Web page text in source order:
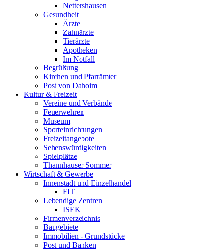
Nettershausen
Gesundheit
Ärzte
Zahnärzte
Tierärzte
Apotheken
Im Notfall
Begrüßung
Kirchen und Pfarrämter
Post von Dahoim
Kultur & Freizeit
Vereine und Verbände
Feuerwehren
Museum
Sporteinrichtungen
Freizeitangebote
Sehenswürdigkeiten
Spielplätze
Thannhauser Sommer
Wirtschaft & Gewerbe
Innenstadt und Einzelhandel
FIT
Lebendige Zentren
ISEK
Firmenverzeichnis
Baugebiete
Immobilien - Grundstücke
Post und Banken